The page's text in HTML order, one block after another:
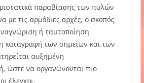
παραβίασης των πυλών
με τις αρμόδιες αρχές, ο σκοπός
ή ταυτοποίηση
καταγραφή των σημείων και των
αυξημένη
ώστε να οργανώνονται πιο
έλεγχοι.